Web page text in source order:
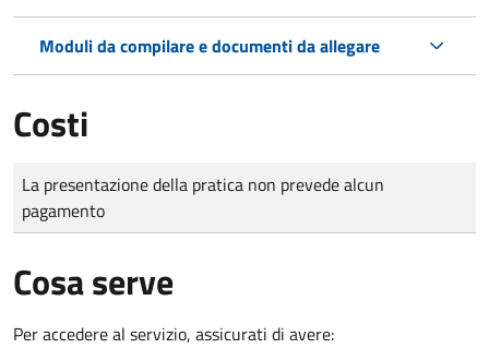
Moduli da compilare e documenti da allegare
Costi
Tipo di pagamento
Importo
La presentazione della pratica non prevede alcun
pagamento
Cosa serve
Per accedere al servizio, assicurati di avere: